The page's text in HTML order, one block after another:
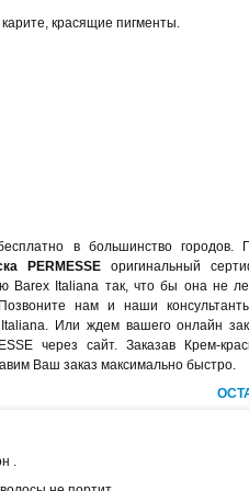
красящие пигменты.
в большинство городов.
PERMESSEоригинальный
Barex Italiana так, что бы она не
нам и наши
Или ждем вашего онлайн
через сайт. Заказав Крем-
Ваш заказ максимально быстро.
.